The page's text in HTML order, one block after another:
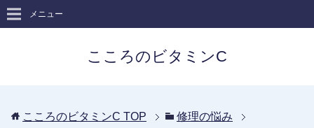
こころのビタミンC
メニュー
こころのビタミンC TOP 修理の悩み